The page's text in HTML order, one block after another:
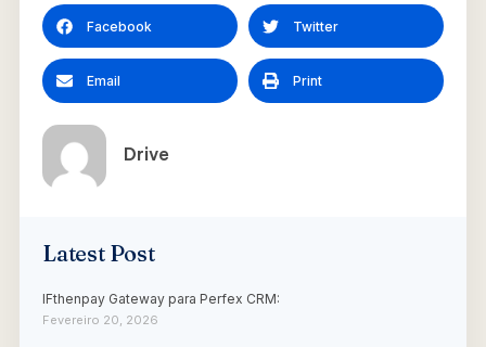
Facebook Twitter
Email Print
Drive
Latest Post
IFthenpay Gateway para Perfex CRM:
Fevereiro 20, 2026